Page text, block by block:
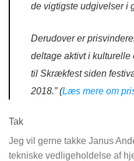
de vigtigste udgivelser i
Derudover er
deltage aktivt i
til Skrækfest siden
2018.” (Læs mere om
Tak
Jeg vil gerne takke Janus
tekniske vedligeholdelse af